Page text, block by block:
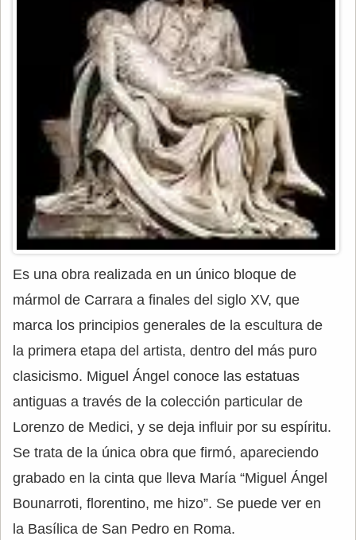
Es una obra realizada en un único bloque de
mármol de Carrara a finales del siglo XV, que
marca los principios generales de la escultura de
la primera etapa del artista, dentro del más puro
clasicismo. Miguel Ángel conoce las estatuas
antiguas a través de la colección particular de
Lorenzo de Medici, y se deja influir por su espíritu.
Se trata de la única obra que firmó, apareciendo
grabado en la cinta que lleva María “Miguel Ángel
Bounarroti, florentino, me hizo”. Se puede ver en
la Basílica de San Pedro en Roma.